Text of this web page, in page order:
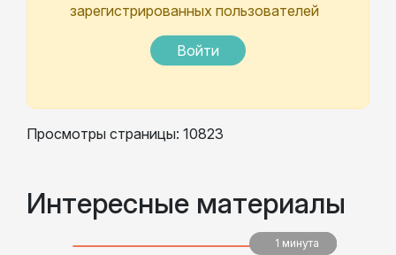
зарегистрированных пользователей
Войти
Просмотры страницы: 10823
Интересные материалы
5 минут
5 минут
1 минута